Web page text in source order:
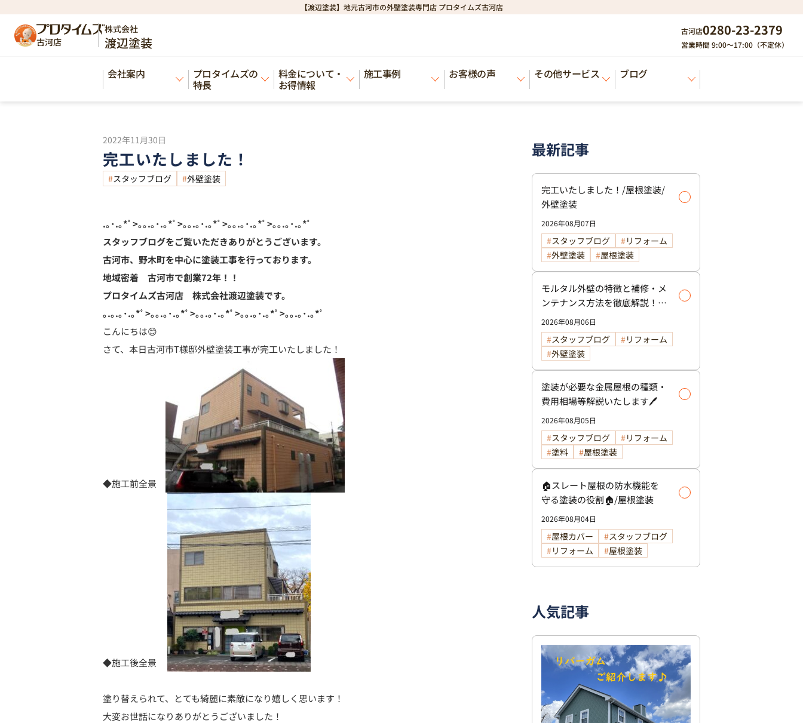
【渡辺塗装】地元古河市の外壁塗装専門店 プロタイムズ古河店
古河店
株式会社
渡辺塗装
古河店0280-23-2379
営業時間 9:00～17:00（不定休）
会社案内 プロタイムズの
特長
料金について・
お得情報
施工事例 お客様の声 その他サービス ブログ
HOME>ブログ>完工いたしました！
ブログ
2022年11月30日
完工いたしました！
スタッフブログ 外壁塗装
.｡･.｡*ﾟ>｡｡.｡･.｡*ﾟ>｡｡.｡･.｡*ﾟ>｡｡.｡･.｡*ﾟ>｡｡.｡･.｡*ﾟ
スタッフブログをご覧いただきありがとうございます。
古河市、野木町を中心に塗装工事を行っております。
地域密着 古河市で創業72年！！
プロタイムズ古河店 株式会社渡辺塗装です。
｡.｡.｡･.｡*ﾟ>｡｡.｡･.｡*ﾟ>｡｡.｡･.｡*ﾟ>｡｡.｡･.｡*ﾟ>｡｡.｡･.｡*ﾟ
こんにちは😊
さて、本日古河市T様邸外壁塗装工事が完工いたしました！
◆施工前全景
◆施工後全景
塗り替えられて、とても綺麗に素敵になり嬉しく思います！
大変お世話になりありがとうございました！
最新記事
完工いたしました！/屋根塗装/
外壁塗装
2026年08月07日
スタッフブログ
リフォーム
外壁塗装
屋根塗装
モルタル外壁の特徴と補修・メ
ンテナンス方法を徹底解説！/
外壁塗装
2026年08月06日
スタッフブログ
リフォーム
外壁塗装
塗装が必要な金属屋根の種類・
費用相場等解説いたします🖊️
2026年08月05日
スタッフブログ
リフォーム
塗料
屋根塗装
🏠スレート屋根の防水機能を
守る塗装の役割🏠/屋根塗装
2026年08月04日
屋根カバー
スタッフブログ
リフォーム
屋根塗装
人気記事